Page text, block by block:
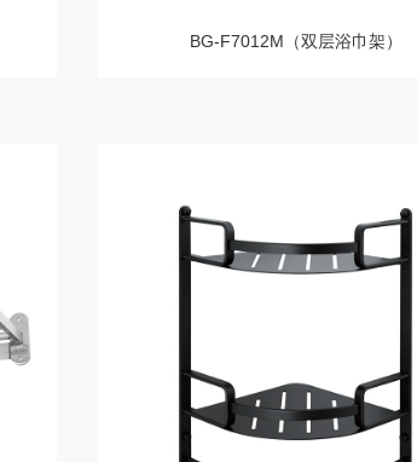
BG-F7012M（双层浴巾架）